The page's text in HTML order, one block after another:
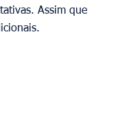
Assim que